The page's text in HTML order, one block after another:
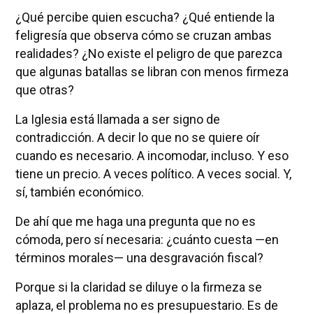
¿Qué percibe quien escucha? ¿Qué entiende la
feligresía que observa cómo se cruzan ambas
realidades? ¿No existe el peligro de que parezca
que algunas batallas se libran con menos firmeza
que otras?
La Iglesia está llamada a ser signo de
contradicción. A decir lo que no se quiere oír
cuando es necesario. A incomodar, incluso. Y eso
tiene un precio. A veces político. A veces social. Y,
sí, también económico.
De ahí que me haga una pregunta que no es
cómoda, pero sí necesaria: ¿cuánto cuesta —en
términos morales— una desgravación fiscal?
Porque si la claridad se diluye o la firmeza se
aplaza, el problema no es presupuestario. Es de